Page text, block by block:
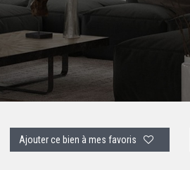
Ajouter ce bien à mes favoris